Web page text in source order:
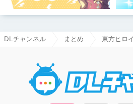
DLチャンネル まとめ 東方ヒロ